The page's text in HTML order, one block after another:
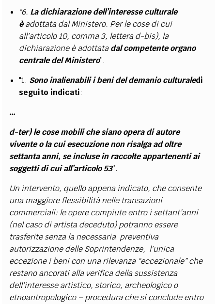
"6. La dichiarazione dell’interesse culturale
èadottata dal Ministero. Per le cose di cui
all’articolo 10, comma 3, lettera d-bis), la
dichiarazione è adottatadal competente organo
centrale del Ministero”.
"1. Sono inalienabili i beni del demanio culturaledi
seguito indicati:
…
d-ter) le cose mobili che siano opera di autore
vivente o la cui esecuzione non risalga ad oltre
settanta anni, se incluse in raccolte appartenenti ai
soggetti di cui all’articolo 53”.
Un intervento, quello appena indicato, che consente
una maggiore flessibilità nelle transazioni
commerciali: le opere compiute entro i settant’anni
(nel caso di artista deceduto) potranno essere
trasferite senza la necessaria preventiva
autorizzazione delle Soprintendenze, l’unica
eccezione i beni con una rilevanza “eccezionale” che
restano ancorati alla verifica della sussistenza
dell’interesse artistico, storico, archeologico o
etnoantropologico – procedura che si conclude entro